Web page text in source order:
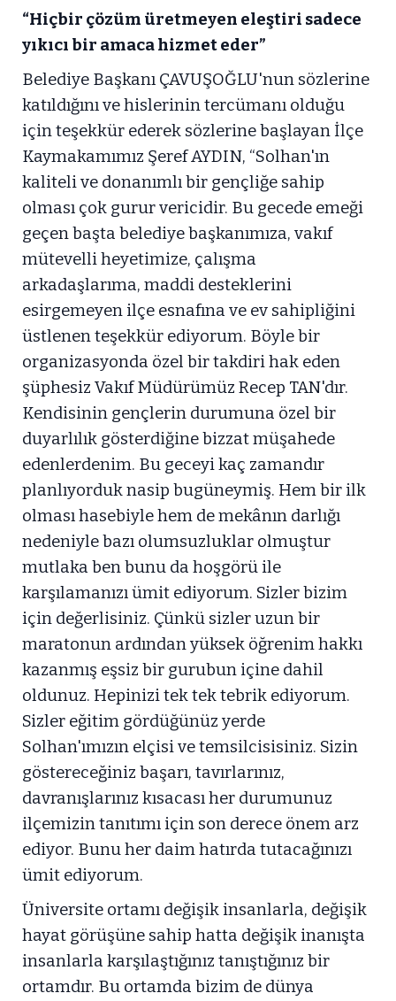
“Hiçbir çözüm üretmeyen eleştiri sadece
yıkıcı bir amaca hizmet eder”
Belediye Başkanı ÇAVUŞOĞLU'nun sözlerine
katıldığını ve hislerinin tercümanı olduğu
için teşekkür ederek sözlerine başlayan İlçe
Kaymakamımız Şeref AYDIN, “Solhan'ın
kaliteli ve donanımlı bir gençliğe sahip
olması çok gurur vericidir. Bu gecede emeği
geçen başta belediye başkanımıza, vakıf
mütevelli heyetimize, çalışma
arkadaşlarıma, maddi desteklerini
esirgemeyen ilçe esnafına ve ev sahipliğini
üstlenen teşekkür ediyorum. Böyle bir
organizasyonda özel bir takdiri hak eden
şüphesiz Vakıf Müdürümüz Recep TAN'dır.
Kendisinin gençlerin durumuna özel bir
duyarlılık gösterdiğine bizzat müşahede
edenlerdenim. Bu geceyi kaç zamandır
planlıyorduk nasip bugüneymiş. Hem bir ilk
olması hasebiyle hem de mekânın darlığı
nedeniyle bazı olumsuzluklar olmuştur
mutlaka ben bunu da hoşgörü ile
karşılamanızı ümit ediyorum. Sizler bizim
için değerlisiniz. Çünkü sizler uzun bir
maratonun ardından yüksek öğrenim hakkı
kazanmış eşsiz bir gurubun içine dahil
oldunuz. Hepinizi tek tek tebrik ediyorum.
Sizler eğitim gördüğünüz yerde
Solhan'ımızın elçisi ve temsilcisisiniz. Sizin
göstereceğiniz başarı, tavırlarınız,
davranışlarınız kısacası her durumunuz
ilçemizin tanıtımı için son derece önem arz
ediyor. Bunu her daim hatırda tutacağınızı
ümit ediyorum.
Üniversite ortamı değişik insanlarla, değişik
hayat görüşüne sahip hatta değişik inanışta
insanlarla karşılaştığınız tanıştığınız bir
ortamdır. Bu ortamda bizim de dünya